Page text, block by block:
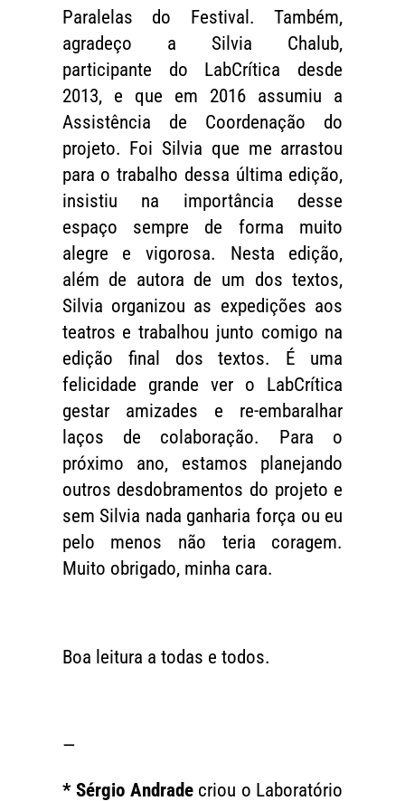
Paralelas do Festival. Também,
agradeço a Silvia Chalub,
participante do LabCrítica desde
2013, e que em 2016 assumiu a
Assistência de Coordenação do
projeto. Foi Silvia que me arrastou
para o trabalho dessa última edição,
insistiu na importância desse
espaço sempre de forma muito
alegre e vigorosa. Nesta edição,
além de autora de um dos textos,
Silvia organizou as expedições aos
teatros e trabalhou junto comigo na
edição final dos textos. É uma
felicidade grande ver o LabCrítica
gestar amizades e re-embaralhar
laços de colaboração. Para o
próximo ano, estamos planejando
outros desdobramentos do projeto e
sem Silvia nada ganharia força ou eu
pelo menos não teria coragem.
Muito obrigado, minha cara.
Boa leitura a todas e todos.
—
* Sérgio Andrade criou o Laboratório